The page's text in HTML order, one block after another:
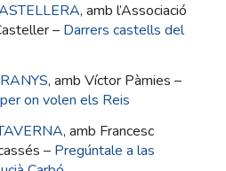
, amb l’Associació
– Darrers castells del
, amb Víctor Pàmies –
on volen els Reis
, amb Francesc
– Pregúntale a las